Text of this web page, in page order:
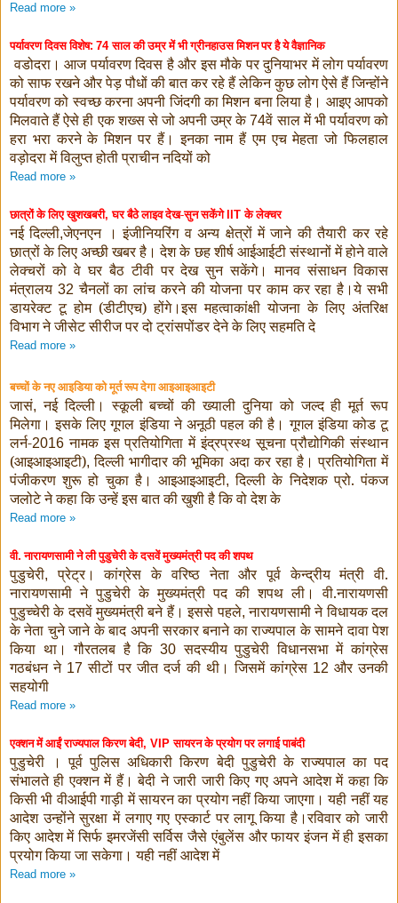
Read more »
पर्यावरण दिवस विशेष: 74साल की उम्र में भी ग्रीनहाउस मिशन पर है ये वैज्ञानिक
वडोदरा। आज पर्यावरण दिवस है और इस मौके पर दुनियाभर में लोग पर्यावरण
को साफ रखने और पेड़ पौधों की बात कर रहे हैं लेकिन कुछ लोग ऐसे हैं जिन्होंने
पर्यावरण को स्वच्छ करना अपनी जिंदगी का मिशन बना लिया है। आइए आपको
मिलवाते हैं ऐसे ही एक शख्स से जो अपनी उम्र के74वें साल में भी पर्यावरण को
हरा भरा करने के मिशन पर हैं। इनका नाम हैं एम एच मेहता जो फिलहाल
वड़ोदरा में विलुप्त होती प्राचीन नदियों को
Read more »
छात्रों के लिए खुशखबरी,घर बैठे लाइव देख-सुन सकेंगे IITके लेक्चर
नई दिल्ली,जेएनएन । इंजीनियरिंग व अन्य क्षेत्रों में जाने की तैयारी कर रहे
छात्रों के लिए अच्छी खबर है। देश के छह शीर्ष आईआईटी संस्थानों में होने वाले
लेक्चरों को वे घर बैठ टीवी पर देख सुन सकेंगे। मानव संसाधन विकास
मंत्रालय 32चैनलों का लांच करने की योजना पर काम कर रहा है।ये सभी
डायरेक्ट टू होम (डीटीएच) होंगे।इस महत्वाकांक्षी योजना के लिए अंतरिक्ष
विभाग ने जीसेट सीरीज पर दो ट्रांसपोंडर देने के लिए सहमति दे
Read more »
बच्चों के नए आइडिया को मूर्त रूप देगा आइआइआइटी
जासं,नई दिल्ली। स्कूली बच्चों की ख्याली दुनिया को जल्द ही मूर्त रूप
मिलेगा। इसके लिए गूगल इंडिया ने अनूठी पहल की है। गूगल इंडिया कोड टू
लर्न-2016नामक इस प्रतियोगिता में इंद्रप्रस्थ सूचना प्रौद्योगिकी संस्थान
(आइआइआइटी),दिल्ली भागीदार की भूमिका अदा कर रहा है। प्रतियोगिता में
पंजीकरण शुरू हो चुका है। आइआइआइटी,दिल्ली के निदेशक प्रो. पंकज
जलोटे ने कहा कि उन्हें इस बात की खुशी है कि वो देश के
Read more »
वी. नारायणसामी ने ली पुडुचेरी के दसवें मुख्यमंत्री पद की शपथ
पुडुचेरी,प्रेट्र। कांग्रेस के वरिष्ठ नेता और पूर्व केन्द्रीय मंत्री वी.
नारायणसामी ने पुडुचेरी के मुख्यमंत्री पद की शपथ ली। वी.नारायणसी
पुडुच्चेरी के दसवें मुख्यमंत्री बने हैं। इससे पहले,नारायणसामी ने विधायक दल
के नेता चुने जाने के बाद अपनी सरकार बनाने का राज्यपाल के सामने दावा पेश
किया था। गौरतलब है कि 30सदस्यीय पुडुचेरी विधानसभा में कांग्रेस
गठबंधन ने 17सीटों पर जीत दर्ज की थी। जिसमें कांग्रेस 12 और उनकी
सहयोगी
Read more »
एक्शन में आईं राज्यपाल किरण बेदी, VIPसायरन के प्रयोग पर लगाई पाबंदी
पुडुचेरी । पूर्व पुलिस अधिकारी किरण बेदी पुडुचेरी के राज्यपाल का पद
संभालते ही एक्शन में हैं। बेदी ने जारी जारी किए गए अपने आदेश में कहा कि
किसी भी वीआईपी गाड़ी में सायरन का प्रयोग नहीं किया जाएगा। यही नहीं यह
आदेश उन्होंने सुरक्षा में लगाए गए एस्कार्ट पर लागू किया है।रविवार को जारी
किए आदेश में सिर्फ इमरजेंसी सर्विस जैसे एंबुलेंस और फायर इंजन में ही इसका
प्रयोग किया जा सकेगा। यही नहीं आदेश में
Read more »